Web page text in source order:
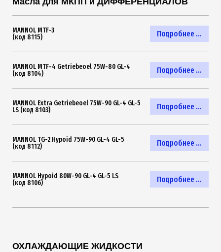
Подробнее ...
MANNOL MTF-3
(код 8115)
Подробнее ...
MANNOL MTF-4 Getriebeoel 75W-80 GL-4
(код 8104)
Подробнее ...
MANNOL Extra Getriebeoel 75W-90 GL-4 GL-5
LS (код 8103)
Подробнее ...
MANNOL TG-2 Hypoid 75W-90 GL-4 GL-5
(код 8112)
Подробнее ...
MANNOL Hypoid 80W-90 GL-4 GL-5 LS
(код 8106)
ОХЛАЖДАЮЩИЕ ЖИДКОСТИ